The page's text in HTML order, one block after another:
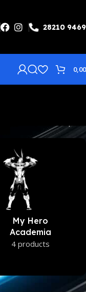
28210
Yugioh
4 products